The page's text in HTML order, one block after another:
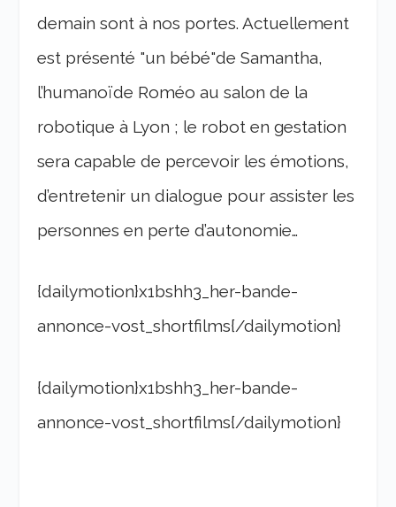
demain sont à nos portes. Actuellement
est présenté "un bébé"de Samantha,
l’humanoïde Roméo au salon de la
robotique à Lyon ; le robot en gestation
sera capable de percevoir les émotions,
d’entretenir un dialogue pour assister les
personnes en perte d’autonomie…
{dailymotion}x1bshh3_her-bande-
annonce-vost_shortfilms{/dailymotion}
{dailymotion}x1bshh3_her-bande-
annonce-vost_shortfilms{/dailymotion}